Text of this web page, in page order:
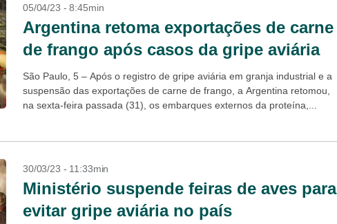
05/04/23 - 8:45min
Argentina retoma exportações de carne
de frango após casos da gripe aviária
São Paulo, 5 – Após o registro de gripe aviária em granja industrial e a
suspensão das exportações de carne de frango, a Argentina retomou,
na sexta-feira passada (31), os embarques externos da proteína,...
30/03/23 - 11:33min
Ministério suspende feiras de aves para
evitar gripe aviária no país